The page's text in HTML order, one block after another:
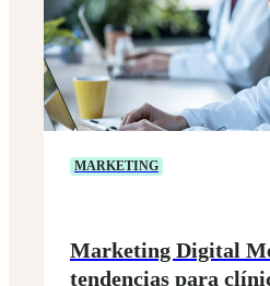
MARKETING
Marketing Digital
tendencias para